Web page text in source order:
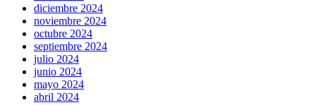
diciembre 2024
noviembre 2024
octubre 2024
septiembre 2024
julio 2024
junio 2024
mayo 2024
abril 2024